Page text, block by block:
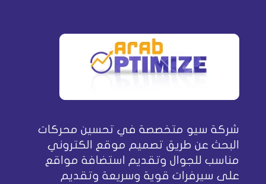
شركة سيو متخصصة في تحسين محركات
البحث عن طريق تصميم موقع الكتروني
مناسب للجوال وتقديم استضافة مواقع
على سيرفرات قوية وسريعة وتقديم